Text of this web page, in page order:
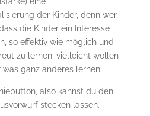
der Kinder, denn wer
die Kinder ein Interesse
so effektiv wie möglich und
zu lernen, vielleicht wollen
was ganz anderes lernen.
also kannst du den
stecken lassen.